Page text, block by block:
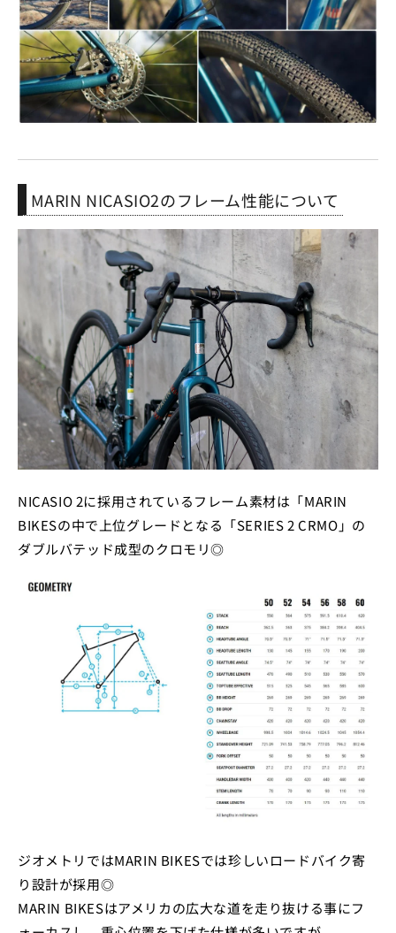
MARIN NICASIO2のフレーム性能について
NICASIO 2に採用されているフレーム素材は「MARIN
BIKESの中で上位グレードとなる「SERIES 2 CRMO」の
ダブルバテッド成型のクロモリ◎
ジオメトリではMARIN BIKESでは珍しいロードバイク寄
り設計が採用◎
MARIN BIKESはアメリカの広大な道を走り抜ける事にフ